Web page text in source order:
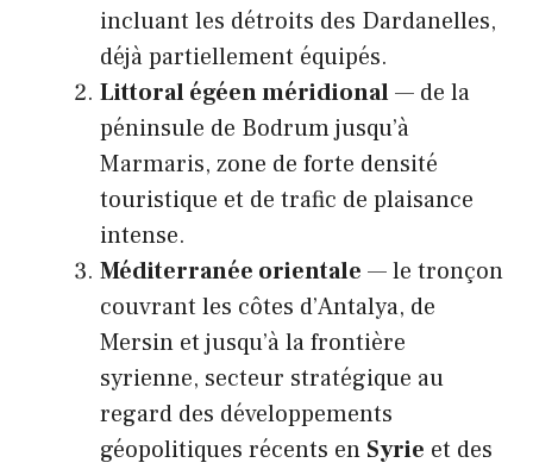
incluant les détroits des Dardanelles,
déjà partiellement équipés.
Littoral égéen méridional— de la
péninsule de Bodrum jusqu’à
Marmaris, zone de forte densité
touristique et de trafic de plaisance
intense.
Méditerranée orientale — le tronçon
couvrant les côtes d’Antalya, de
Mersin et jusqu’à la frontière
syrienne, secteur stratégique au
regard des développements
géopolitiques récents en Syrie et des